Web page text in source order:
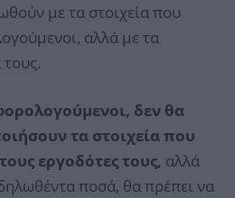
με τα στοιχεία που
αλλά με τα
δεν θα
τα στοιχεία που
εργοδότες τους, αλλά
ποσά, θα πρέπει να